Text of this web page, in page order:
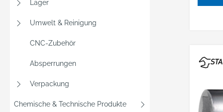
Lager
Umwelt & Reinigung
CNC-Zubehör
Absperrungen
Verpackung
Chemische & Technische Produkte
mit
Türen: